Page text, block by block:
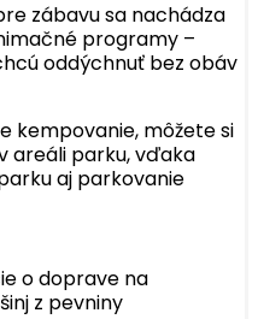
zábavu sa nachádza
programy –
oddýchnuť bez obáv
kempovanie, môžete si
areáli parku, vďaka
aj parkovanie
o doprave na
z pevniny